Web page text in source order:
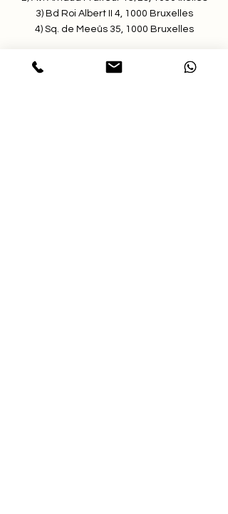
3) Bd Roi Albert II 4, 1000 Bruxelles
4) Sq. de Meeûs 35, 1000 Bruxelles
LOUVAIN LA NEUVE
Courbevoie 13, 1348 Ottignies-Louvain-la-